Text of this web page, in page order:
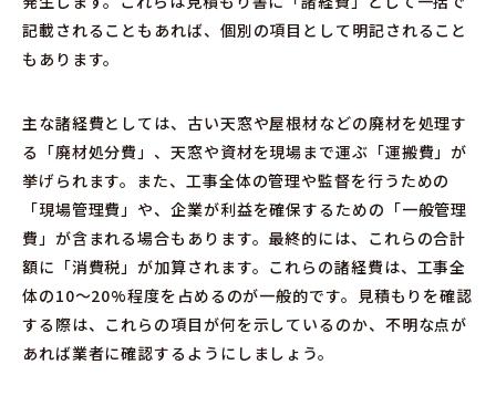
記載されることもあれば、個別の項目として明記されること
もあります。
主な諸経費としては、古い天窓や屋根材などの廃材を処理す
る「廃材処分費」、天窓や資材を現場まで運ぶ「運搬費」が
挙げられます。また、工事全体の管理や監督を行うための
「現場管理費」や、企業が利益を確保するための「一般管理
費」が含まれる場合もあります。最終的には、これらの合計
額に「消費税」が加算されます。これらの諸経費は、工事全
体の10〜20%程度を占めるのが一般的です。見積もりを確認
する際は、これらの項目が何を示しているのか、不明な点が
あれば業者に確認するようにしましょう。